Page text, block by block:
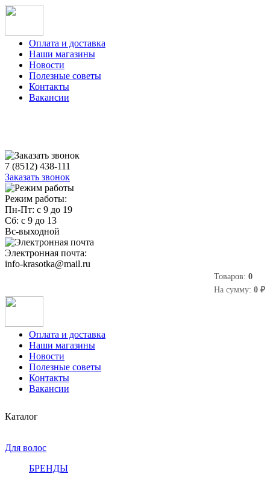
Оплата и доставка
Наши магазины
Новости
Полезные советы
Контакты
Вакансии
7 (8512) 438-111
Заказать звонок
Режим работы:
Пн-Пт: с 9 до 19
Сб: с 9 до 13
Вс-выходной
Электронная почта:
info-krasotka@mail.ru
Товаров: 0
На сумму: 0 ₽
Оплата и доставка
Наши магазины
Новости
Полезные советы
Контакты
Вакансии
Каталог
Для волос
БРЕНДЫ